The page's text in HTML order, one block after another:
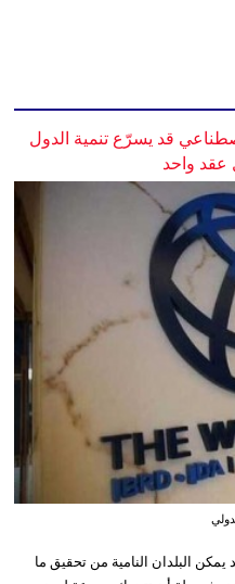
قد يسرّع تنمية الدول
عقد واحد
يمكن البلدان النامية من تحقيق ما